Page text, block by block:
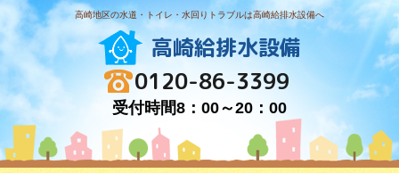
高崎地区の水道・トイレ・水回りトラブルは高崎給排水設備へ
高崎給排水設備
0120-86-3399
受付時間8：00～20：00